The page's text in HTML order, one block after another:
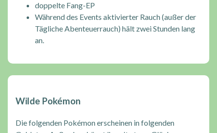
doppelte Fang-EP
Während des Events aktivierter Rauch (außer der
Tägliche Abenteuerrauch) hält zwei Stunden lang
an.
Wilde Pokémon
Die folgenden Pokémon erscheinen in folgenden